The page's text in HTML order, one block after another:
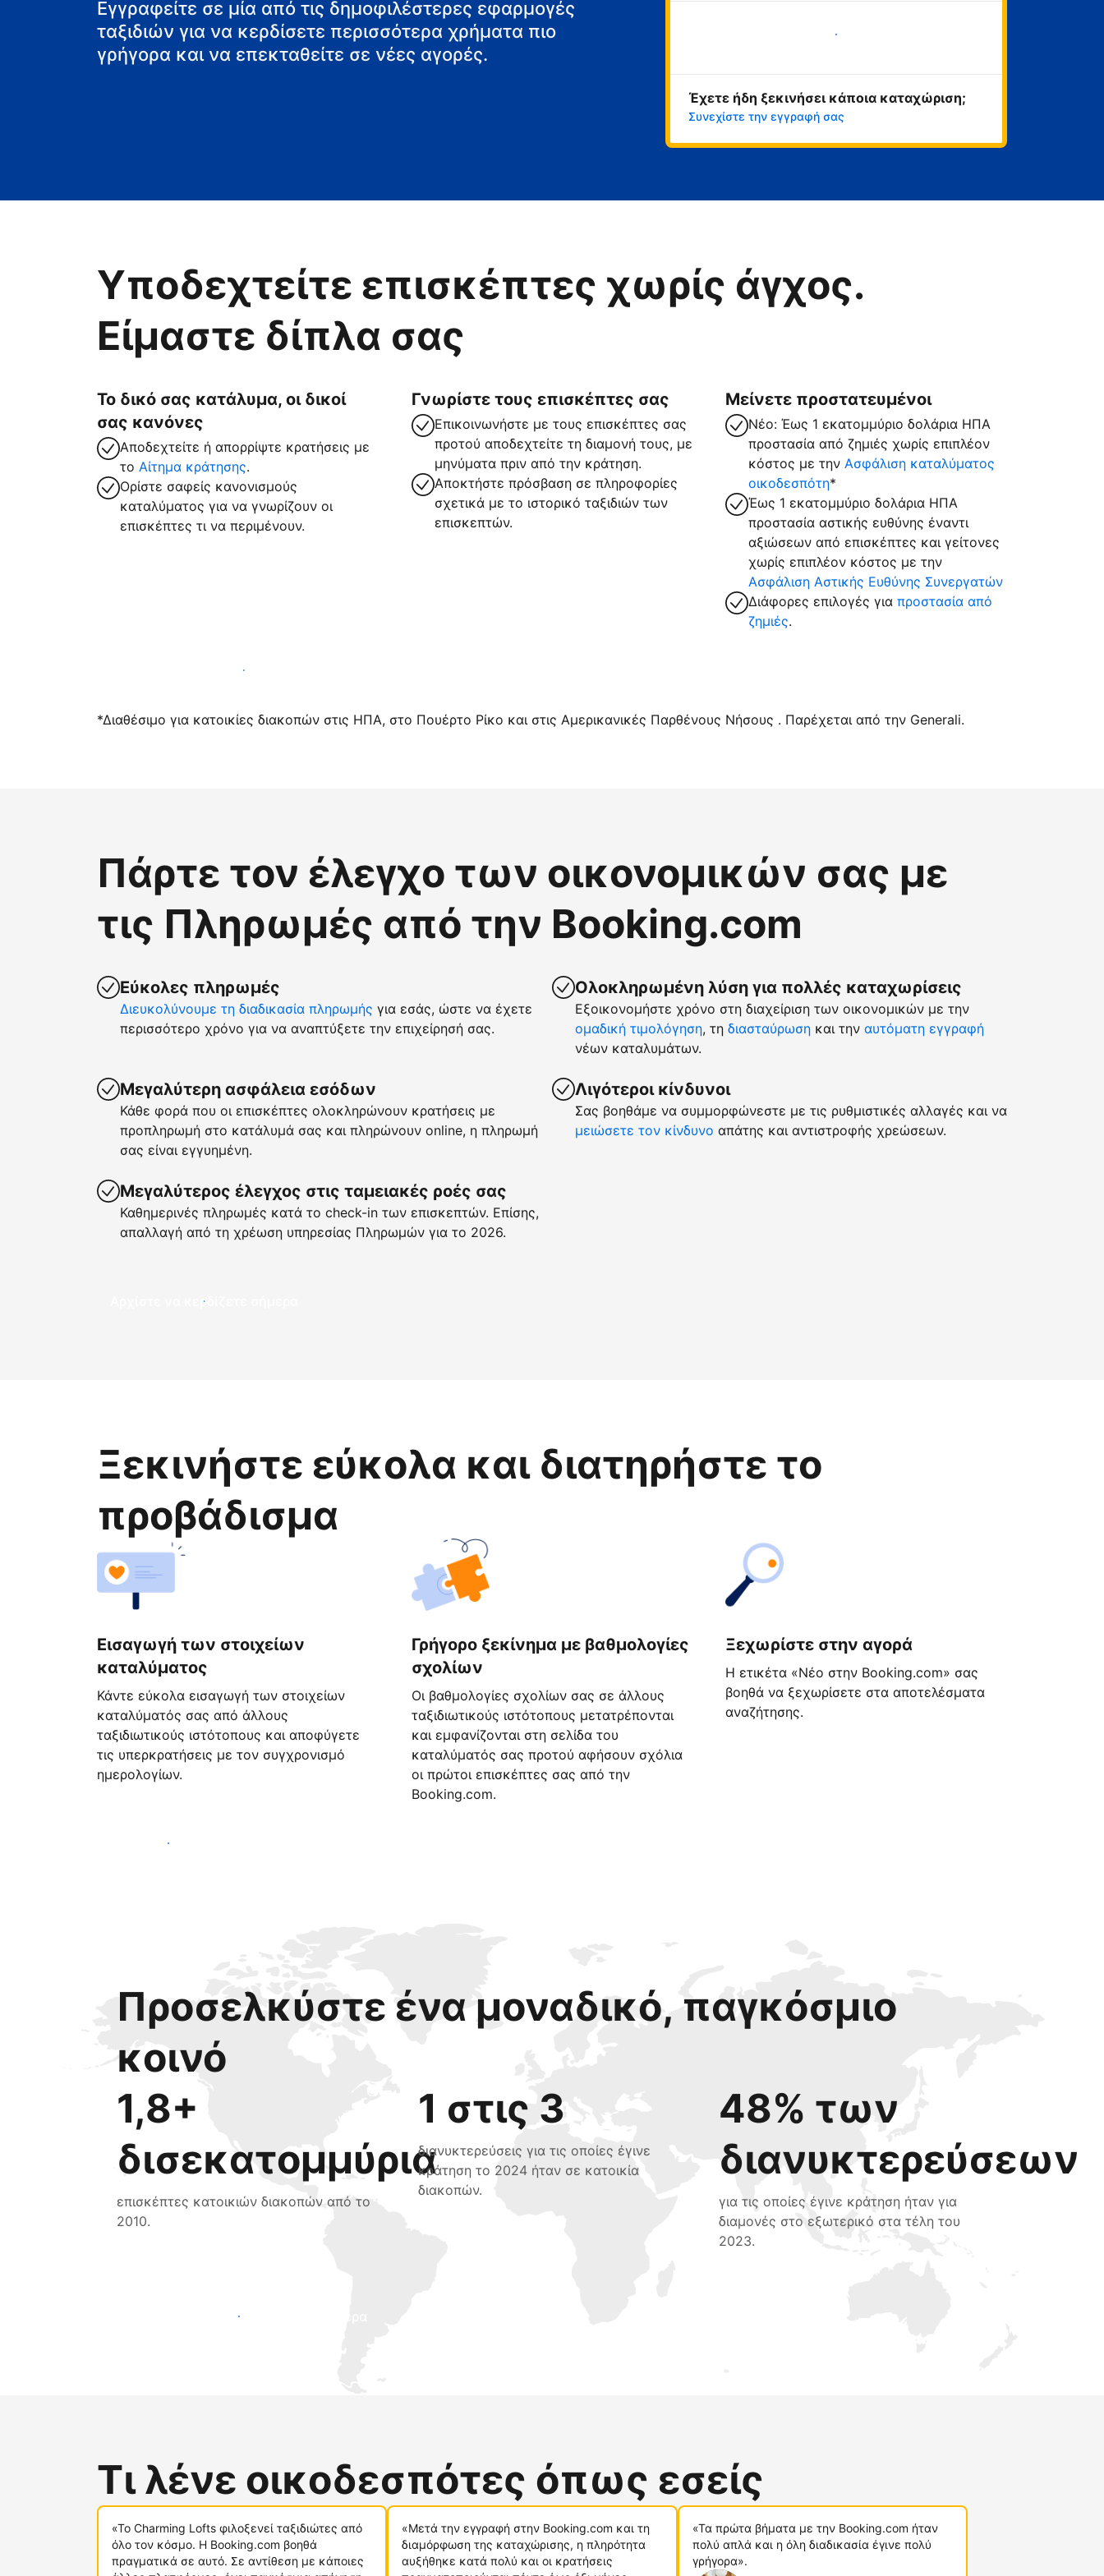
Εγγραφείτε σε μία από τις δημοφιλέστερες εφαρμογές
ταξιδιών για να κερδίσετε περισσότερα χρήματα πιο
γρήγορα και να επεκταθείτε σε νέες αγορές.
Ξεκινήστε τώρα
Έχετε ήδη ξεκινήσει κάποια καταχώριση;
Συνεχίστε την εγγραφή σας
Υποδεχτείτε επισκέπτες χωρίς άγχος.
Είμαστε δίπλα σας
Το δικό σας κατάλυμα, οι δικοί
σας κανόνες
Αποδεχτείτε ή απορρίψτε κρατήσεις με
το Αίτημα κράτησης.
Ορίστε σαφείς κανονισμούς
καταλύματος για να γνωρίζουν οι
επισκέπτες τι να περιμένουν.
Γνωρίστε τους επισκέπτες σας
Επικοινωνήστε με τους επισκέπτες σας
προτού αποδεχτείτε τη διαμονή τους, με
μηνύματα πριν από την κράτηση.
Αποκτήστε πρόσβαση σε πληροφορίες
σχετικά με το ιστορικό ταξιδιών των
επισκεπτών.
Μείνετε προστατευμένοι
Νέο: Έως 1 εκατομμύριο δολάρια ΗΠΑ
προστασία από ζημιές χωρίς επιπλέον
κόστος με τηνΑσφάλιση καταλύματος
οικοδεσπότη*
Έως 1 εκατομμύριο δολάρια ΗΠΑ
προστασία αστικής ευθύνης έναντι
αξιώσεων από επισκέπτες και γείτονες
χωρίς επιπλέον κόστος με την
Ασφάλιση Αστικής Ευθύνης Συνεργατών
Διάφορες επιλογές γιαπροστασία από
ζημιές.
Υποδεχτείτε επισκέπτες μαζί μας σήμερα
*Διαθέσιμο για κατοικίες διακοπών στις ΗΠΑ, στο Πουέρτο Ρίκο και στις Αμερικανικές Παρθένους Νήσους . Παρέχεται από την Generali.
Πάρτε τον έλεγχο των οικονομικών σας με
τις Πληρωμές από την Booking.com
Εύκολες πληρωμές
Διευκολύνουμε τη διαδικασία πληρωμής για εσάς, ώστε να έχετε
περισσότερο χρόνο για να αναπτύξετε την επιχείρησή σας.
Μεγαλύτερη ασφάλεια εσόδων
Κάθε φορά που οι επισκέπτες ολοκληρώνουν κρατήσεις με
προπληρωμή στο κατάλυμά σας και πληρώνουν online, η πληρωμή
σας είναι εγγυημένη.
Μεγαλύτερος έλεγχος στις ταμειακές ροές σας
Καθημερινές πληρωμές κατά το check-in των επισκεπτών. Επίσης,
απαλλαγή από τη χρέωση υπηρεσίας Πληρωμών για το 2026.
Ολοκληρωμένη λύση για πολλές καταχωρίσεις
Εξοικονομήστε χρόνο στη διαχείριση των οικονομικών με την
ομαδική τιμολόγηση, τη διασταύρωση και την αυτόματη εγγραφή
νέων καταλυμάτων.
Λιγότεροι κίνδυνοι
Σας βοηθάμε να συμμορφώνεστε με τις ρυθμιστικές αλλαγές και να
μειώσετε τον κίνδυνο απάτης και αντιστροφής χρεώσεων.
Αρχίστε να κερδίζετε σήμερα
Ξεκινήστε εύκολα και διατηρήστε το
προβάδισμα
Εισαγωγή των στοιχείων
καταλύματος
Κάντε εύκολα εισαγωγή των στοιχείων
καταλύματός σας από άλλους
ταξιδιωτικούς ιστότοπους και αποφύγετε
τις υπερκρατήσεις με τον συγχρονισμό
ημερολογίων.
Γρήγορο ξεκίνημα με βαθμολογίες
σχολίων
Οι βαθμολογίες σχολίων σας σε άλλους
ταξιδιωτικούς ιστότοπους μετατρέπονται
και εμφανίζονται στη σελίδα του
καταλύματός σας προτού αφήσουν σχόλια
οι πρώτοι επισκέπτες σας από την
Booking.com.
Ξεχωρίστε στην αγορά
Η ετικέτα «Νέο στην Booking.com» σας
βοηθά να ξεχωρίσετε στα αποτελέσματα
αναζήτησης.
Ξεκινήστε σήμερα
Προσελκύστε ένα μοναδικό, παγκόσμιο
κοινό
1,8+
δισεκατομμύρια
επισκέπτες κατοικιών διακοπών από το
2010.
1 στις 3
διανυκτερεύσεις για τις οποίες έγινε
κράτηση το 2024 ήταν σε κατοικία
διακοπών.
48% των
διανυκτερεύσεων
για τις οποίες έγινε κράτηση ήταν για
διαμονές στο εξωτερικό στα τέλη του
2023.
Προσελκύστε νέους επισκέπτες σήμερα
Τι λένε οικοδεσπότες όπως εσείς
«Το Charming Lofts φιλοξενεί ταξιδιώτες από
όλο τον κόσμο. Η Booking.com βοηθά
πραγματικά σε αυτό. Σε αντίθεση με κάποιες
«Μετά την εγγραφή στην Booking.com και τη
διαμόρφωση της καταχώρισης, η πληρότητα
αυξήθηκε κατά πολύ και οι κρατήσεις
«Τα πρώτα βήματα με την Booking.com ήταν
πολύ απλά και η όλη διαδικασία έγινε πολύ
γρήγορα».